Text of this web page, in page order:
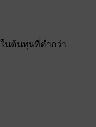
นต้นทุนที่ต่ำกว่า